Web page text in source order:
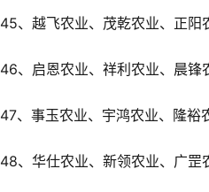
45、越飞农业、茂乾农业、正阳
46、启恩农业、祥利农业、晨锋
47、事玉农业、宇鸿农业、隆裕
48、华仕农业、新领农业、广罡